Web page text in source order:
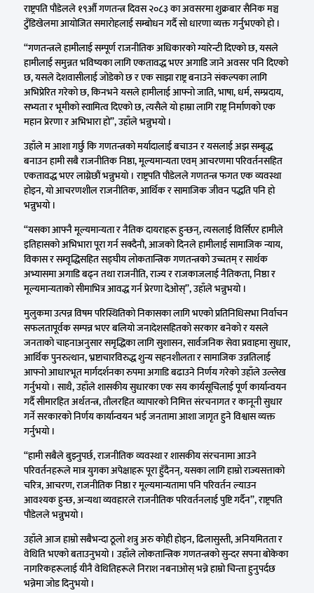
राष्ट्रपति पौडेलले १९औँ गणतन्त्र दिवस २०८३ का अवसरमा शुक्रबार सैनिक मञ्च
टुँडिखेलमा आयोजित समारोहलाई सम्बोधन गर्दै सो धारणा व्यक्त गर्नुभएको हो ।
“गणतन्त्रले हामीलाई सम्पूर्ण राजनीतिक अधिकारको ग्यारेन्टी दिएको छ, यसले
हामीलाई समुन्नत भविष्यका लागि एकतावद्ध भएर अगाडि जाने अवसर पनि दिएको
छ, यसले देशवासीलाई जोडेको छ र एक साझा राष्ट्र बनाउने संकल्पका लागि
अभिप्रेरित गरेको छ, किनभने यसले हामीलाई आफ्नो जाति, भाषा, धर्म, सम्प्रदाय,
सभ्यता र भूमीको स्वामित्व दिएको छ, त्यसैले यो हाम्रा लागि राष्ट्र निर्माणको एक
महान प्रेरणा र अभिभारा हो”, उहाँले भन्नुभयो ।
उहाँले म आशा गर्छु कि गणतन्त्रको मर्यादालाई बचाउन र यसलाई अझ सम्बृद्ध
बनाउन हामी सबै राजनीतिक निष्ठा, मूल्यमान्यता एवम् आचरणमा परिवर्तनसहित
एकतावद्ध भएर लाग्नेछौं भन्नुभयो । राष्ट्रपति पौडेलले गणतन्त्र फगत एक व्यवस्था
होइन, यो आचरणशील राजनीतिक, आर्थिक र सामाजिक जीवन पद्धति पनि हो
भन्नुभयो ।
“यसका आफ्नै मूल्यमान्यता र नैतिक दायराहरू हुन्छन्, त्यसलाई विर्सिएर हामीले
इतिहासको अभिभारा पूरा गर्न सक्दैनौ, आजको दिनले हामीलाई सामाजिक न्याय,
विकास र सम्वृद्धिसहित सङ्घीय लोकतान्त्रिक गणतन्त्रको उच्चतम् र सार्थक
अभ्यासमा अगाडि बढ्न तथा राजनीति, राज्य र राजकाजलाई नैतिकता, निष्ठा र
मूल्यमान्यताको सीमाभित्र आवद्ध गर्न प्रेरणा देओस्”, उहाँले भन्नुभयो ।
मुलुकमा उत्पन्न विषम परिस्थितिको निकासका लागि भएको प्रतिनिधिसभा निर्वाचन
सफलतापूर्वक सम्पन्न भएर बलियो जनादेशसहितको सरकार बनेको र यसले
जनताको चाहनाअनुसार समृद्धिका लागि सुशासन, सार्वजनिक सेवा प्रवाहमा सुधार,
आर्थिक पुनरुत्थान, भ्रष्टाचारविरुद्ध शुन्य सहनशीलता र सामाजिक उन्नतिलाई
आफ्नो आधारभूत मार्गदर्शनका रुपमा अगाडि बढाउने निर्णय गरेको उहाँले उल्लेख
गर्नुभयो । साथै, उहाँले शासकीय सुधारका एक सय कार्यसूचिलाई पूर्ण कार्यान्वयन
गर्दै सीमारहित अर्थतन्त्र, तौलरहित व्यापारको निमित्त संरचनागत र कानूनी सुधार
गर्ने सरकारको निर्णय कार्यान्वयन भई जनतामा आशा जागृत हुने विश्वास व्यक्त
गर्नुभयो ।
“हामी सबैले बुझ्नुपर्छ, राजनीतिक व्यवस्था र शासकीय संरचनामा आउने
परिवर्तनहरूले मात्र युगका अपेक्षाहरू पूरा हुँदैनन्, यसका लागि हाम्रो राज्यसत्ताको
चरित्र, आचरण, राजनीतिक निष्ठा र मूल्यमान्यतामा पनि परिवर्तन ल्याउन
आवश्यक हुन्छ, अन्यथा व्यवहारले राजनीतिक परिवर्तनलाई पुष्टि गर्दैन”, राष्ट्रपति
पौडेलले भन्नुभयो ।
उहाँले आज हाम्रो सबैभन्दा ठूलो शत्रु अरु कोही होइन, ढिलासुस्ती, अनियमितता र
वेथिति भएको बताउनुभयो । उहाँले लोकतान्त्रिक गणतन्त्रको सुन्दर सपना बोकेका
नागरिकहरूलाई यीनै वेथितिहरूले निराश नबनाओस् भन्ने हाम्रो चिन्ता हुनुपर्दछ
भन्नेमा जोड दिनुभयो ।